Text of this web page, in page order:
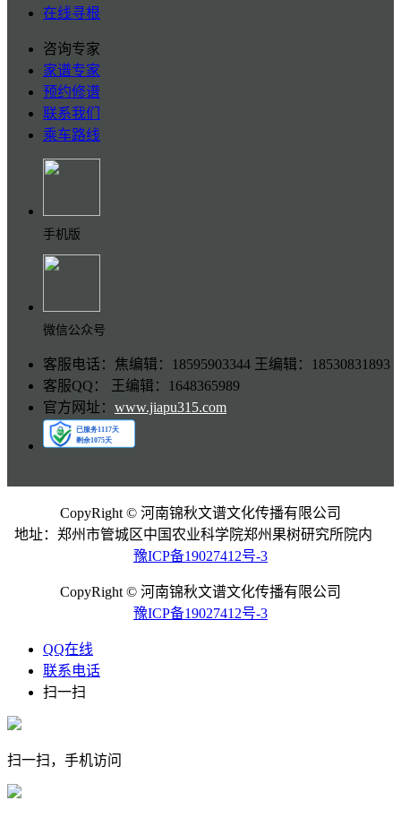
在线寻根
咨询专家
家谱专家
预约修谱
联系我们
乘车路线
手机版
微信公众号
客服电话：焦编辑：18595903344 王编辑：18530831893
客服QQ： 王编辑：1648365989
官方网址： www.jiapu315.com
CopyRight © 河南锦秋文谱文化传播有限公司
地址：郑州市管城区中国农业科学院郑州果树研究所院内
豫ICP备19027412号-3
CopyRight © 河南锦秋文谱文化传播有限公司
豫ICP备19027412号-3
QQ在线
联系电话
扫一扫
扫一扫，手机访问